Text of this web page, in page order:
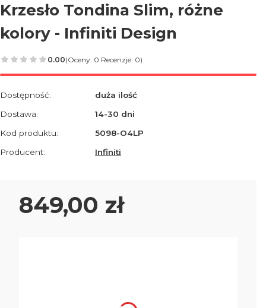
Krzesło Tondina Slim, różne
kolory - Infiniti Design
0.00(Oceny: 0 Recenzje: 0)
Dostępność:
duża ilość
Dostawa:
14-30 dni
Kod produktu:
5098-O4LP
Producent:
Infiniti
Cena
849,00 zł